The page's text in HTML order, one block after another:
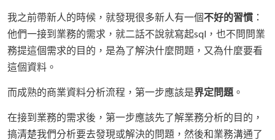
我之前帶新人的時候，就發現很多新人有一個不好的習慣 ：
他們一接到業務的需求，就二話不說就寫起sql，也不問問業
務提這個需求的目的，是為了解決什麼問題，又為什麼要看
這個資料。
而成熟的商業資料分析流程，第一步應該是界定問題 。
在接到業務的需求後，第一步應該先了解業務分析的目的，
搞清楚我們分析要去發現或解決的問題，然後和業務溝通了